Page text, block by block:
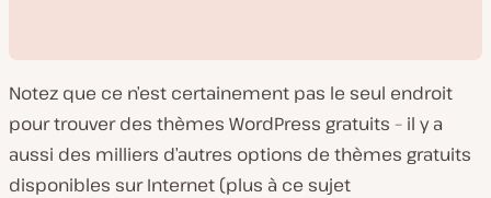
Notez que ce n’est certainement pas le seul endroit
pour trouver des thèmes WordPress gratuits – il y a
aussi des milliers d’autres options de thèmes gratuits
disponibles sur Internet (plus à ce sujet